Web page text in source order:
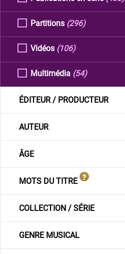
Partitions (296)
Vidéos (106)
Multimédia (54)
ÉDITEUR / PRODUCTEUR
AUTEUR
ÂGE
MOTS DU TITRE
COLLECTION / SÉRIE
GENRE MUSICAL